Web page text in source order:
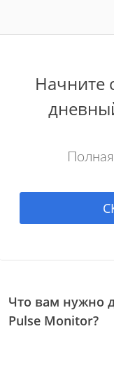
Начните
Что вам нужно
Pulse Monitor?